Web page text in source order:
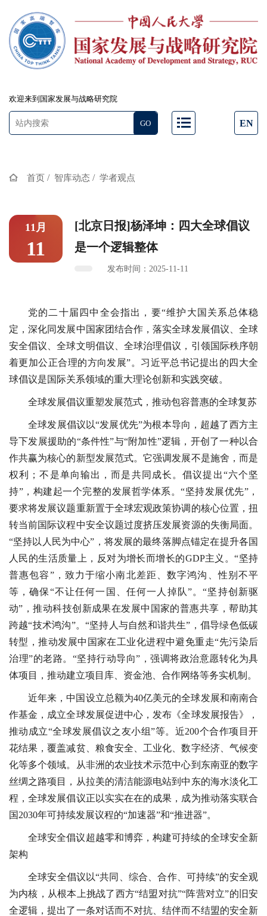
欢迎来到国家发展与战略研究院
EN
首页 / 智库动态 / 学者观点
11月
11
[北京日报]杨泽坤：四大全球倡议
是一个逻辑整体
发布时间：2025-11-11
党的二十届四中全会指出，要“维护大国关系总体稳
定，深化同发展中国家团结合作，落实全球发展倡议、全球
安全倡议、全球文明倡议、全球治理倡议，引领国际秩序朝
着更加公正合理的方向发展”。习近平总书记提出的四大全
球倡议是国际关系领域的重大理论创新和实践突破。
全球发展倡议重塑发展范式，推动包容普惠的全球复苏
全球发展倡议以“发展优先”为根本导向，超越了西方主
导下发展援助的“条件性”与“附加性”逻辑，开创了一种以合
作共赢为核心的新型发展范式。它强调发展不是施舍，而是
权利；不是单向输出，而是共同成长。倡议提出“六个坚
持”，构建起一个完整的发展哲学体系。“坚持发展优先”，
要求将发展议题重新置于全球宏观政策协调的核心位置，扭
转当前国际议程中安全议题过度挤压发展资源的失衡局面。
“坚持以人民为中心”，将发展的最终落脚点锚定在提升各国
人民的生活质量上，反对为增长而增长的GDP主义。“坚持
普惠包容”，致力于缩小南北差距、数字鸿沟、性别不平
等，确保“不让任何一国、任何一人掉队”。“坚持创新驱
动”，推动科技创新成果在发展中国家的普惠共享，帮助其
跨越“技术鸿沟”。“坚持人与自然和谐共生”，倡导绿色低碳
转型，推动发展中国家在工业化进程中避免重走“先污染后
治理”的老路。“坚持行动导向”，强调将政治意愿转化为具
体项目，推动建立项目库、资金池、合作网络等务实机制。
近年来，中国设立总额为40亿美元的全球发展和南南合
作基金，成立全球发展促进中心，发布《全球发展报告》，
推动成立“全球发展倡议之友小组”等。近200个合作项目开
花结果，覆盖减贫、粮食安全、工业化、数字经济、气候变
化等多个领域。从非洲的农业技术示范中心到东南亚的数字
丝绸之路项目，从拉美的清洁能源电站到中东的海水淡化工
程，全球发展倡议正以实实在在的成果，成为推动落实联合
国2030年可持续发展议程的“加速器”和“推进器”。
全球安全倡议超越零和博弈，构建可持续的全球安全新
架构
全球安全倡议以“共同、综合、合作、可持续”的安全观
为内核，从根本上挑战了西方“结盟对抗”“阵营对立”的旧安
全逻辑，提出了一条对话而不对抗、结伴而不结盟的安全新